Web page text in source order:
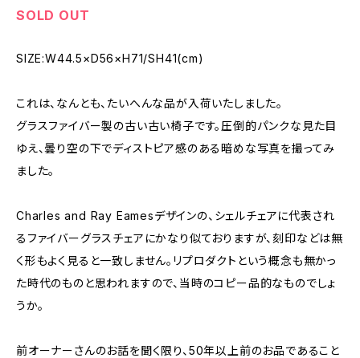
SOLD OUT
SIZE:W44.5×D56×H71/SH41(cm)
これは、なんとも、たいへんな品が入荷いたしました。
グラスファイバー製の古い古い椅子です。圧倒的パンクな見た目
ゆえ、曇り空の下でディストピア感のある暗めな写真を撮ってみ
ました。
Charles and Ray Eamesデザインの、シェルチェアに代表され
るファイバーグラスチェアにかなり似ておりますが、刻印などは無
く形もよく見ると一致しません。リプロダクトという概念も無かっ
た時代のものと思われますので、当時のコピー品的なものでしょ
うか。
前オーナーさんのお話を聞く限り、50年以上前のお品であること